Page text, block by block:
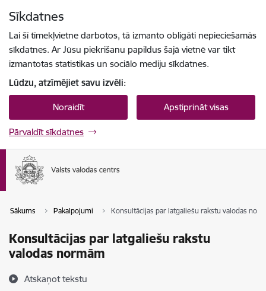
Sīkdatnes
Lai šī tīmekļvietne darbotos, tā izmanto obligāti nepieciešamās
sīkdatnes. Ar Jūsu piekrišanu papildus šajā vietnē var tikt
izmantotas statistikas un sociālo mediju sīkdatnes.
Lūdzu, atzīmējiet savu izvēli:
Noraidīt Apstiprināt visas
Pārvaldīt sīkdatnes
Sākums Pakalpojumi Konsultācijas par latgaliešu rakstu valodas
Konsultācijas par latgaliešu rakstu
valodas normām
Atskaņot tekstu